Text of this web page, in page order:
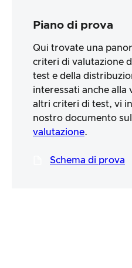
Piano di prova
Qui trovate una
criteri di valutazione
test e della
interessati anche alla
altri criteri di test, vi
nostro documento sul
valutazione.
Schema di prova